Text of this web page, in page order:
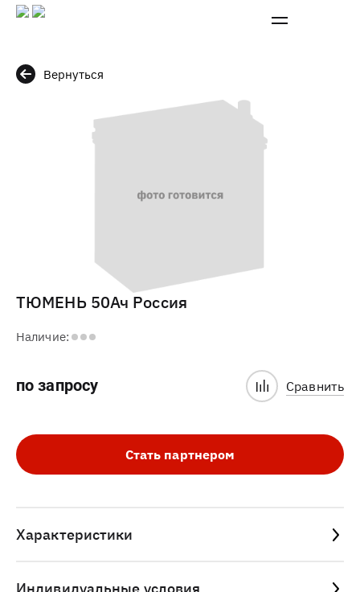
Вернуться
ТЮМЕНЬ 50Ач Россия
Наличие:
по запросу Сравнить
Стать партнером
Характеристики